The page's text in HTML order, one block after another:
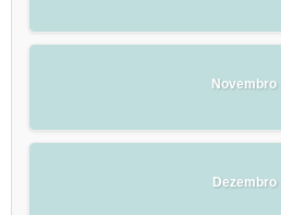
Novembro
Dezembro